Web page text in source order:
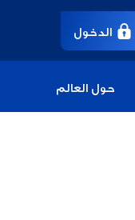
الدخول
حول العالم